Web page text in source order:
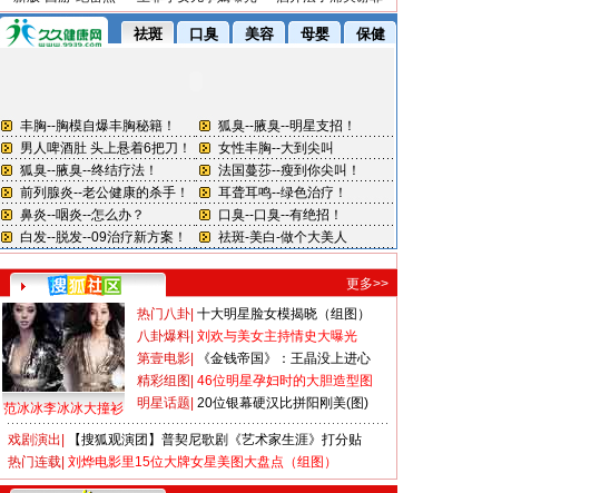
更多>>
范冰冰李冰冰大撞衫
热门八卦 十大明星脸女模揭晓（组图）
八卦爆料 刘欢与美女主持情史大曝光
第壹电影
《金钱帝国》：王晶没上进心
精彩组图 46位明星孕妇时的大胆造型图
明星话题 20位银幕硬汉比拼阳刚美(图)
戏剧演出
【搜狐观演团】普契尼歌剧《艺术家生涯》打分贴
热门连载 刘烨电影里15位大牌女星美图大盘点（组图）